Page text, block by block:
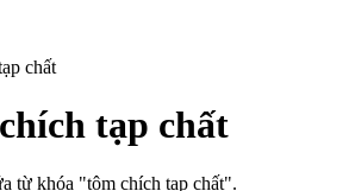
chất
tạp chất
từ khóa "tôm chích tạp chất".